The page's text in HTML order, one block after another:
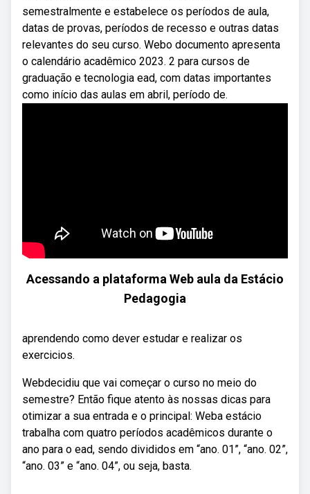
semestralmente e estabelece os períodos de aula,
datas de provas, períodos de recesso e outras datas
relevantes do seu curso. Webo documento apresenta
o calendário acadêmico 2023. 2 para cursos de
graduação e tecnologia ead, com datas importantes
como início das aulas em abril, período de.
Acessando a plataforma Web aula da Estácio
Pedagogia
aprendendo como dever estudar e realizar os
exercicios.
Webdecidiu que vai começar o curso no meio do
semestre? Então fique atento às nossas dicas para
otimizar a sua entrada e o principal: Weba estácio
trabalha com quatro períodos acadêmicos durante o
ano para o ead, sendo divididos em “ano. 01”, “ano. 02”,
“ano. 03” e “ano. 04”, ou seja, basta.